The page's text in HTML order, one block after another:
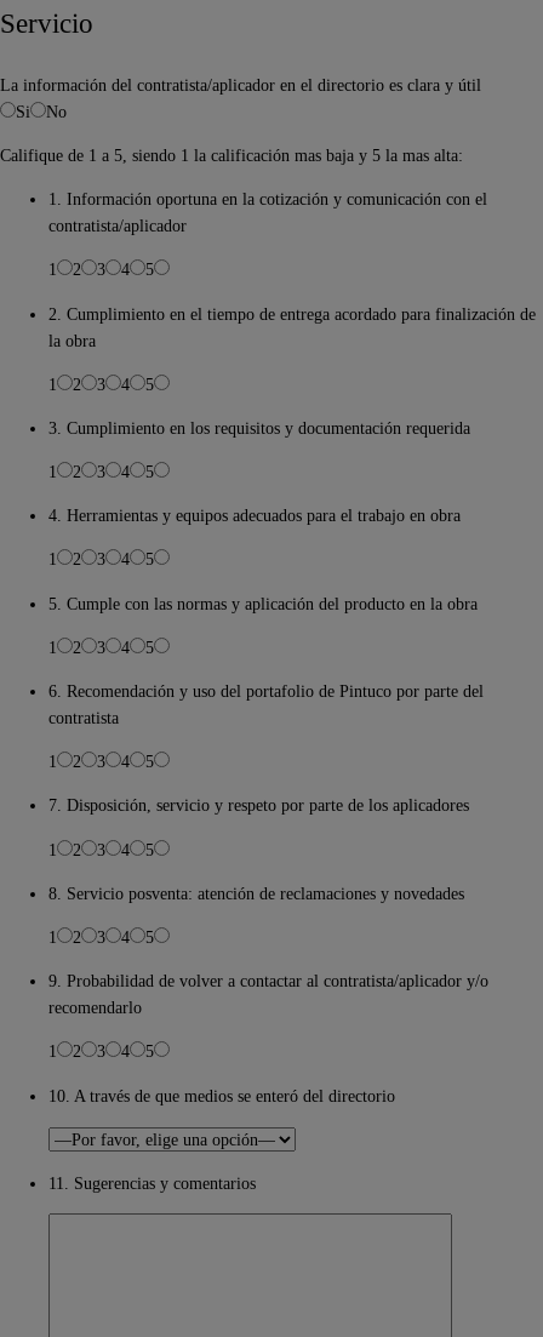
Servicio
La información del contratista/aplicador en el directorio es clara y útil
Si
No
Califique de 1 a 5, siendo 1 la calificación mas baja y 5 la mas alta:
1. Información oportuna en la cotización y comunicación con el
contratista/aplicador
1 2 3 4 5
2. Cumplimiento en el tiempo de entrega acordado para finalización de
la obra
1 2 3 4 5
3. Cumplimiento en los requisitos y documentación requerida
1 2 3 4 5
4. Herramientas y equipos adecuados para el trabajo en obra
1 2 3 4 5
5. Cumple con las normas y aplicación del producto en la obra
1 2 3 4 5
6. Recomendación y uso del portafolio de Pintuco por parte del
contratista
1 2 3 4 5
7. Disposición, servicio y respeto por parte de los aplicadores
1 2 3 4 5
8. Servicio posventa: atención de reclamaciones y novedades
1 2 3 4 5
9. Probabilidad de volver a contactar al contratista/aplicador y/o
recomendarlo
1 2 3 4 5
10. A través de que medios se enteró del directorio
11. Sugerencias y comentarios